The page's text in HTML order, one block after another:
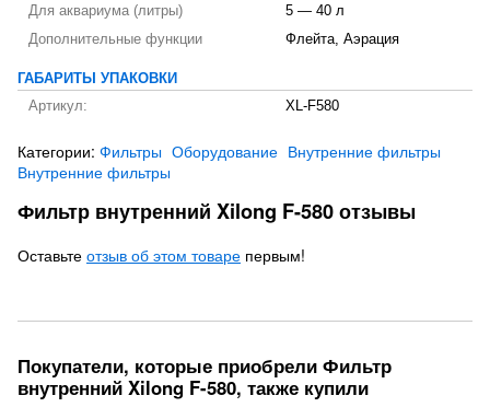
Для аквариума (литры)
5 — 40 л
Дополнительные функции
Флейта, Аэрация
ГАБАРИТЫ УПАКОВКИ
Артикул:
XL-F580
Категории: Фильтры Оборудование Внутренние фильтры
Внутренние фильтры
Фильтр внутренний Xilong F-580 отзывы
Оставьте отзыв об этом товаре первым!
Покупатели, которые приобрели Фильтр
внутренний Xilong F-580, также купили